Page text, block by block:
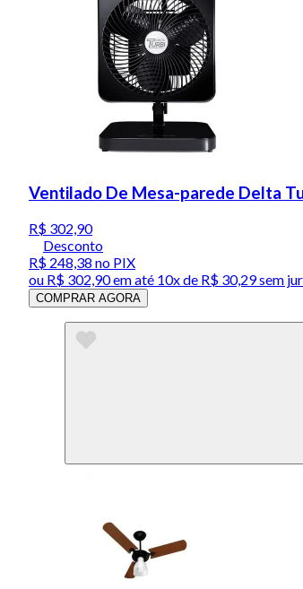
Ventilado De Mesa-parede Delta
R$ 302,90
Desconto
R$ 248,38 no PIX
ou R$ 302,90em até 10x de R$ 30,29 sem
COMPRAR AGORA